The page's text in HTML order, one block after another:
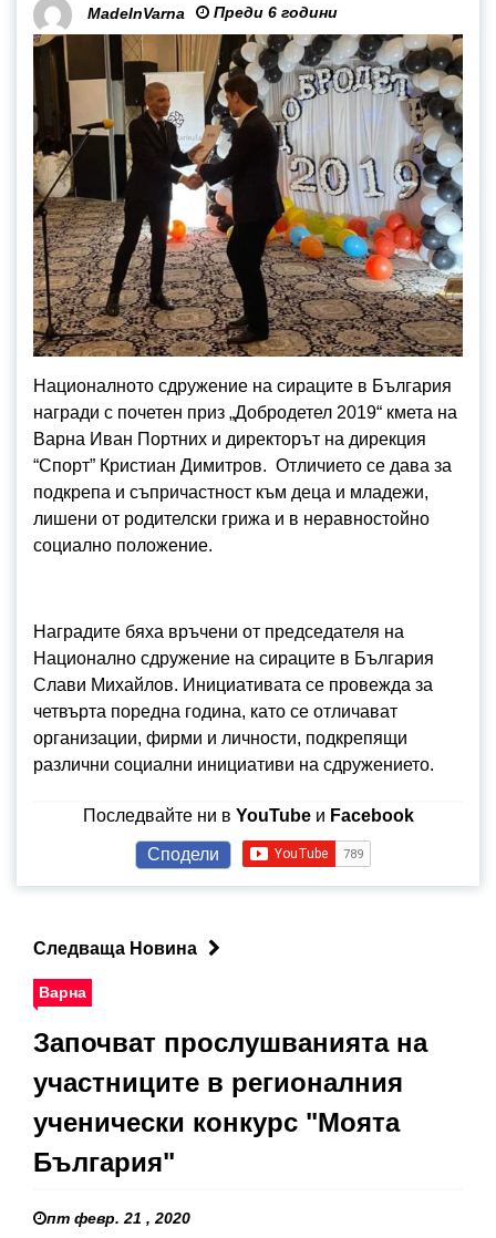
MadeInVarna Преди 6 години
Националното сдружение на сираците в България
награди с почетен приз „Добродетел 2019“ кмета на
Варна Иван Портних и директорът на дирекция
“Спорт” Кристиан Димитров. Отличието се дава за
подкрепа и съпричастност към деца и младежи,
лишени от родителски грижа и в неравностойно
социално положение.
Наградите бяха връчени от председателя на
Национално сдружение на сираците в България
Слави Михайлов. Инициативата се провежда за
четвърта поредна година, като се отличават
организации, фирми и личности, подкрепящи
различни социални инициативи на сдружението.
Последвайте ни в YouTubeи Facebook
Сподели
Следваща Новина
Варна
Започват прослушванията на
участниците в регионалния
ученически конкурс "Моята
България"
пт февр. 21 , 2020